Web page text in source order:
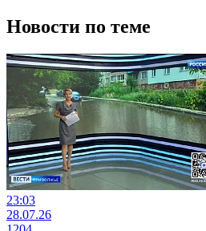
Новости по теме
23:03
28.07.26